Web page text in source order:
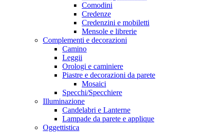
Comodini
Credenze
Credenzini e mobiletti
Mensole e librerie
Complementi e decorazioni
Camino
Leggii
Orologi e caminiere
Piastre e decorazioni da parete
Mosaici
Specchi/Specchiere
Illuminazione
Candelabri e Lanterne
Lampade da parete e applique
Oggettistica